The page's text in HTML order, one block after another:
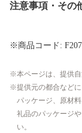
注意事項・その
※商品コード:
本ページは、提供
提供元の都合など
パッケージ、原材
礼品のパッケージ
い。